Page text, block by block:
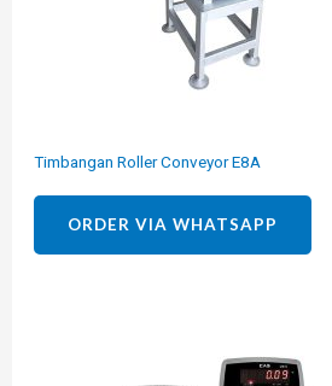
Timbangan Roller Conveyor E8A
ORDER VIA WHATSAPP